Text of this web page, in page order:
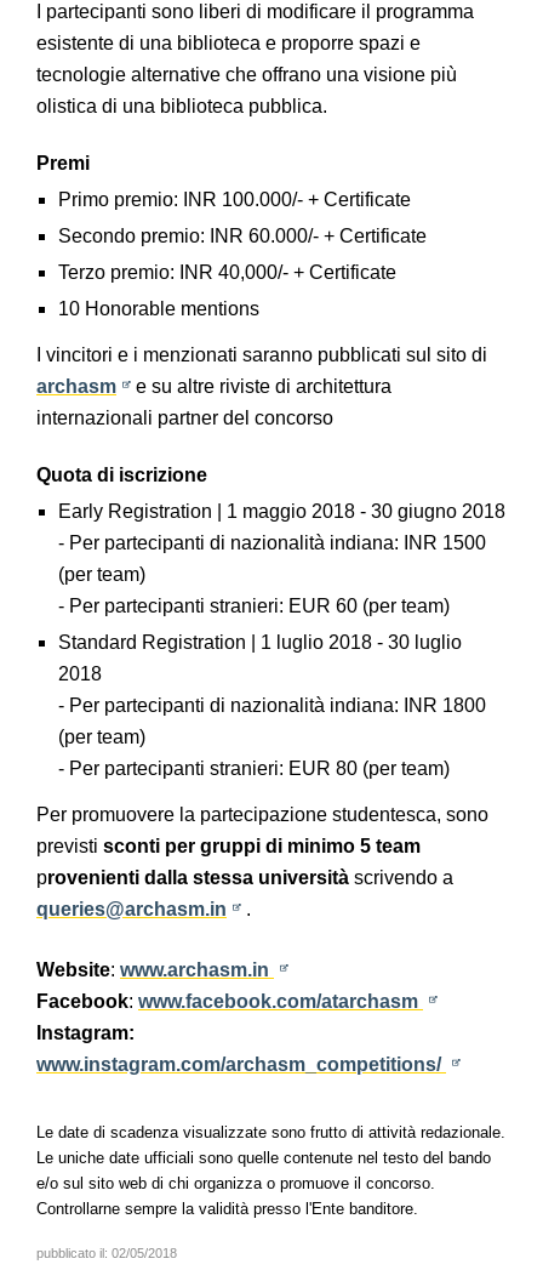
I partecipanti sono liberi di modificare il programma
esistente di una biblioteca e proporre spazi e
tecnologie alternative che offrano una visione più
olistica di una biblioteca pubblica.
Premi
Primo premio: INR 100.000/- + Certificate
Secondo premio: INR 60.000/- + Certificate
Terzo premio: INR 40,000/- + Certificate
10 Honorable mentions
I vincitori e i menzionati saranno pubblicati sul sito di
archasm
e su altre riviste di architettura
internazionali partner del concorso
Quota di iscrizione
Early Registration | 1 maggio 2018 - 30 giugno 2018
- Per partecipanti di nazionalità indiana: INR 1500
(per team)
- Per partecipanti stranieri: EUR 60 (per team)
Standard Registration | 1 luglio 2018 - 30 luglio
2018
- Per partecipanti di nazionalità indiana: INR 1800
(per team)
- Per partecipanti stranieri: EUR 80 (per team)
Per promuovere la partecipazione studentesca, sono
previsti sconti per gruppi di minimo 5 team
provenienti dalla stessa università scrivendo a
queries@archasm.in
.
Website: www.archasm.in
Facebook: www.facebook.com/atarchasm
Instagram:
www.instagram.com/archasm_competitions/
Le date di scadenza visualizzate sono frutto di attività redazionale.
Le uniche date ufficiali sono quelle contenute nel testo del bando
e/o sul sito web di chi organizza o promuove il concorso.
Controllarne sempre la validità presso l'Ente banditore.
pubblicato il: 02/05/2018